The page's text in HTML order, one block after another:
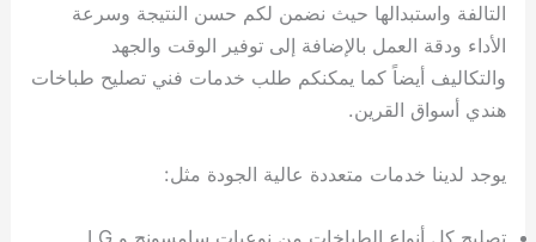
التالفة واستبدالها حيث نضمن لكم حسن النتيجة وسرعة
الأداء ودقة العمل بالإضافة إلى توفير الوقت والجهد
والتكاليف أيضاً كما يمكنكم طلب خدمات فني تصليح طباخات
هندي أسواق القرين.
يوجد لدينا خدمات متعددة عالية الجودة مثل:
تصليح كل أنواع الطباخات من نوعيات سامسونج و LG